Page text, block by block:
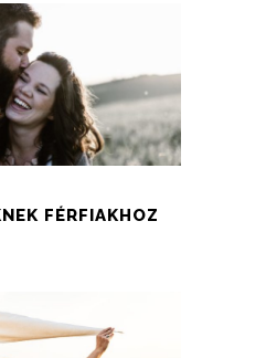
FÉRFIAKHOZ